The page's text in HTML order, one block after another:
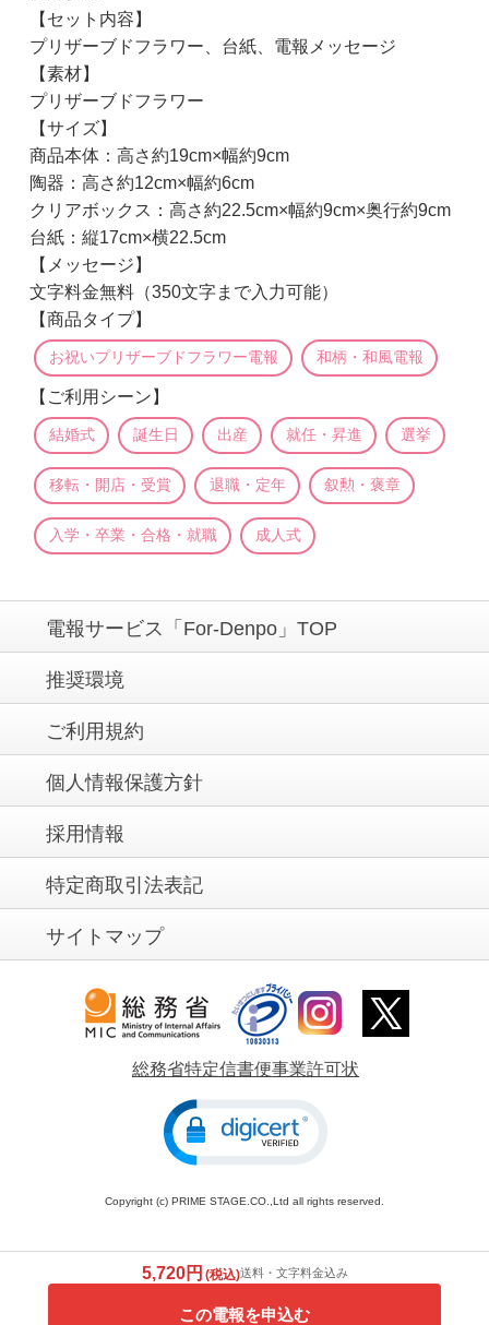
【セット内容】
プリザーブドフラワー、台紙、電報メッセージ
【素材】
プリザーブドフラワー
【サイズ】
商品本体：高さ約19cm×幅約9cm
陶器：高さ約12cm×幅約6cm
クリアボックス：高さ約22.5cm×幅約9cm×奥行約9cm
台紙：縦17cm×横22.5cm
【メッセージ】
文字料金無料（350文字まで入力可能）
【商品タイプ】
お祝いプリザーブドフラワー電報 和柄・和風電報
【ご利用シーン】
結婚式 誕生日 出産 就任・昇進 選挙
移転・開店・受賞 退職・定年 叙勲・褒章
入学・卒業・合格・就職 成人式
電報サービス「For-Denpo」TOP
推奨環境
ご利用規約
個人情報保護方針
採用情報
特定商取引法表記
サイトマップ
総務省特定信書便事業許可状
Copyright (c) PRIME STAGE.CO.,Ltd all rights reserved.
5,720円 (税込)送料・文字料金込み
この電報を申込む